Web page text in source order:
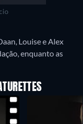
Louise e Alex
enquanto as